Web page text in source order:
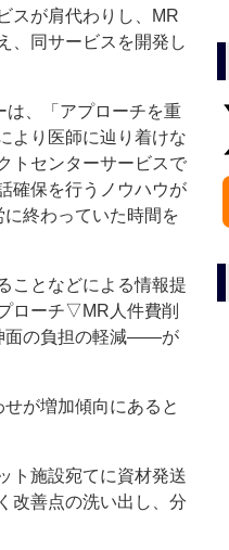
スが肩代わりし、MR
、同サービスを開発し
、「アプローチを重
より医師に辿り着けな
トセンターサービスで
確保を行うノウハウが
終わっていた時間を
ことなどによる情報提
ローチ▽MR人件費削
面の負担の軽減――が
が増加傾向にあると
ト施設宛てに資材発送
改善点の洗い出し、分